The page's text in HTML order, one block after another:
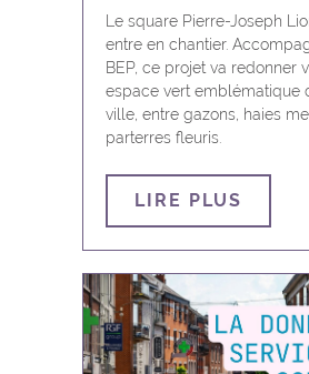
Doische
Eghezée
Floreffe
Florennes
Fosses-la-Ville
Tourisme
Le square Pierre-Joseph
entre en chantier.
BEP, ce projet va redonner
espace vert emblématique
ville, entre gazons, haies
parterres fleuris.
LIRE PLUS